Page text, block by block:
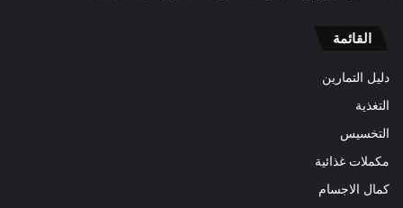
القائمة
دليل التمارين
التغذية
التخسيس
مكملات غذائية
كمال الاجسام